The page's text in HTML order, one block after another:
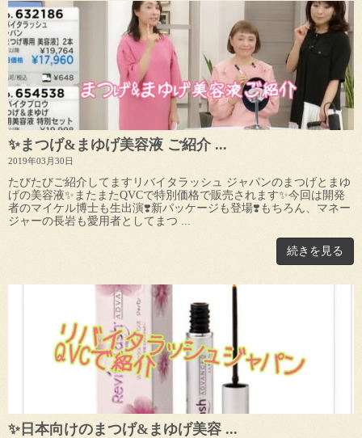
✨まつげ&まゆげ美容液 ご紹介 ...
2019年03月30日
たびたびご紹介してますリバイタラッシュ ジャパンのまつげとまゆ
げの美容液✨またまたQVCで特別価格で販売されます✨今回は開発
者のマイケル博士も生出演❣️新パッケージも登場❣️もちろん、マネー
ジャーの長岩も愛用者としてまつ ...
続きを見る
✨日本向けのまつげ&まゆげ美容 ...